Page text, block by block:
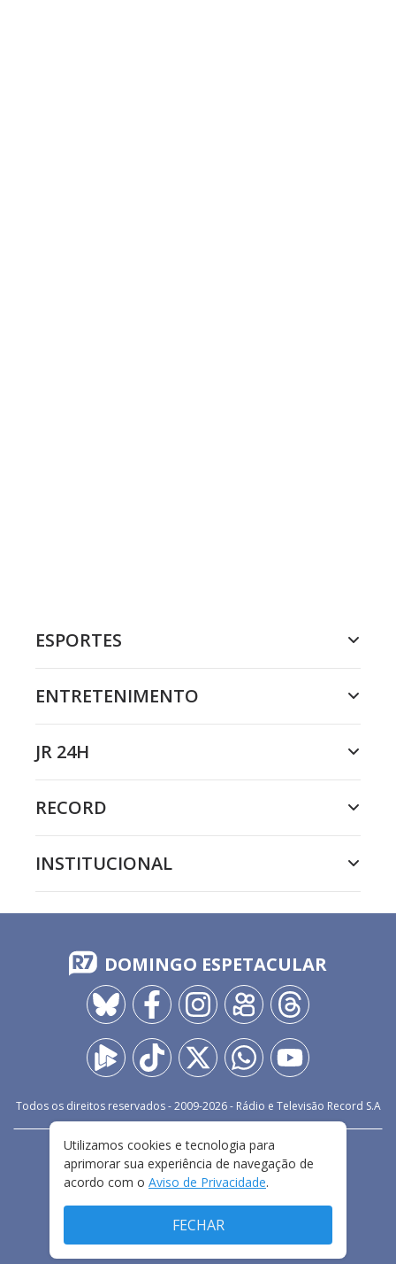
ESPORTES
ENTRETENIMENTO
JR 24H
RECORD
INSTITUCIONAL
DOMINGO ESPETACULAR
Todos os direitos reservados - 2009-2026- Rádio e Televisão Record S.A
FALE CONOSCO
PRIVACIDADE
TERMOS E CONDIÇÕES DE USO
Utilizamos cookies e tecnologia para
aprimorar sua experiência de navegação de
acordo com o Aviso de Privacidade.
FECHAR